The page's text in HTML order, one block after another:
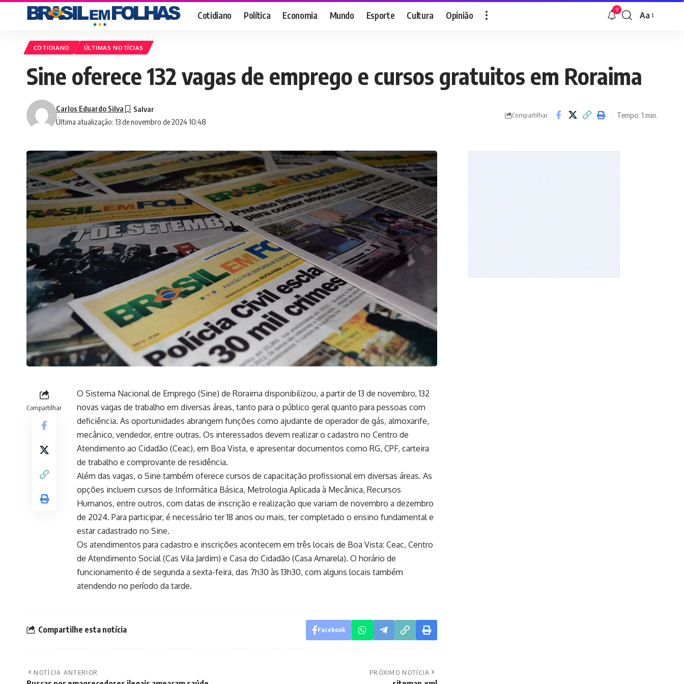
Cotidiano Política Economia Mundo Esporte Cultura Opinião 9
Font
Aa
COTIDIANO ÚLTIMAS NOTÍCIAS
Sine oferece 132 vagas de emprego e cursos gratuitos em Roraima
Última atualização: 13 de novembro de 2024 10:48
Carlos Eduardo Silva
Compartilhar Tempo: 1 min.
Compartilhar
O Sistema Nacional de Emprego (Sine) de Roraima disponibilizou, a partir de 13 de novembro, 132
novas vagas de trabalho em diversas áreas, tanto para o público geral quanto para pessoas com
deficiência. As oportunidades abrangem funções como ajudante de operador de gás, almoxarife,
mecânico, vendedor, entre outras. Os interessados devem realizar o cadastro no Centro de
Atendimento ao Cidadão (Ceac), em Boa Vista, e apresentar documentos como RG, CPF, carteira
de trabalho e comprovante de residência.
Além das vagas, o Sine também oferece cursos de capacitação profissional em diversas áreas. As
opções incluem cursos de Informática Básica, Metrologia Aplicada à Mecânica, Recursos
Humanos, entre outros, com datas de inscrição e realização que variam de novembro a dezembro
de 2024. Para participar, é necessário ter 18 anos ou mais, ter completado o ensino fundamental e
estar cadastrado no Sine.
Os atendimentos para cadastro e inscrições acontecem em três locais de Boa Vista: Ceac, Centro
de Atendimento Social (Cas Vila Jardim) e Casa do Cidadão (Casa Amarela). O horário de
funcionamento é de segunda a sexta-feira, das 7h30 às 13h30, com alguns locais também
atendendo no período da tarde.
Compartilhe esta notícia Facebook
NOTÍCIA ANTERIOR PRÓXIMO NOTÍCIA